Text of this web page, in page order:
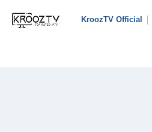
KroozTV Official